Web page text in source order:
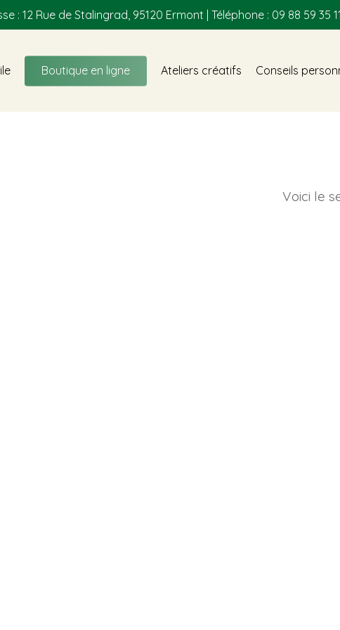
: 12 Rue de Stalingrad, 95120 Ermont | Téléphone : 09 88 59 35 11
Boutique en ligne Ateliers créatifs Conseils
Voici le